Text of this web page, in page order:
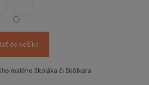
do košíka
malého školáka či škôlkara